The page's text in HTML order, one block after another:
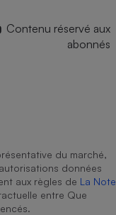
Contenu réservé aux
abonnés
du marché,
données
aux règles de La Note
entre Que